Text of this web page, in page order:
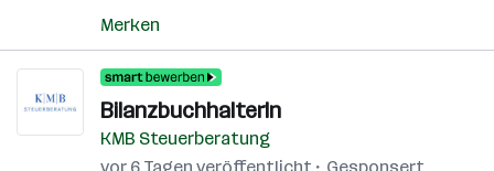
Merken
BilanzbuchhalterIn
KMB Steuerberatung